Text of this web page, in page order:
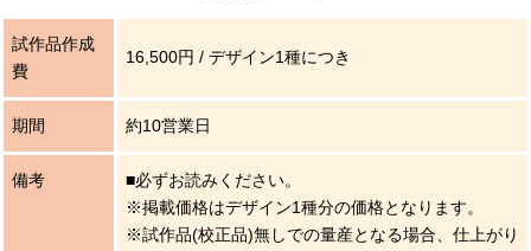
試作品作成
費
16,500円 / デザイン1種につき
期間 約10営業日
備考
■必ずお読みください。
※掲載価格はデザイン1種分の価格となります。
※試作品(校正品)無しでの量産となる場合、仕上がり